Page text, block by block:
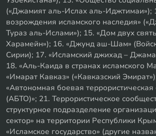
(«Джамият аль-Ислах аль-Иджтимаи»);
возрождения исламского наследия»
Тураз аль-Ислами»); 15. «Дом двух
Харамейн»); 16. «Джунд аш-Шам»
Сирии); 17. «Исламский джихад –
18. «Аль-Каида в странах исламского
«Имарат Кавказ» («Кавказский
«Автономная боевая
(АБТО)»; 21. Террористическое
структурное подразделение
сектор» на территории Республики
«Исламское государство» (другие